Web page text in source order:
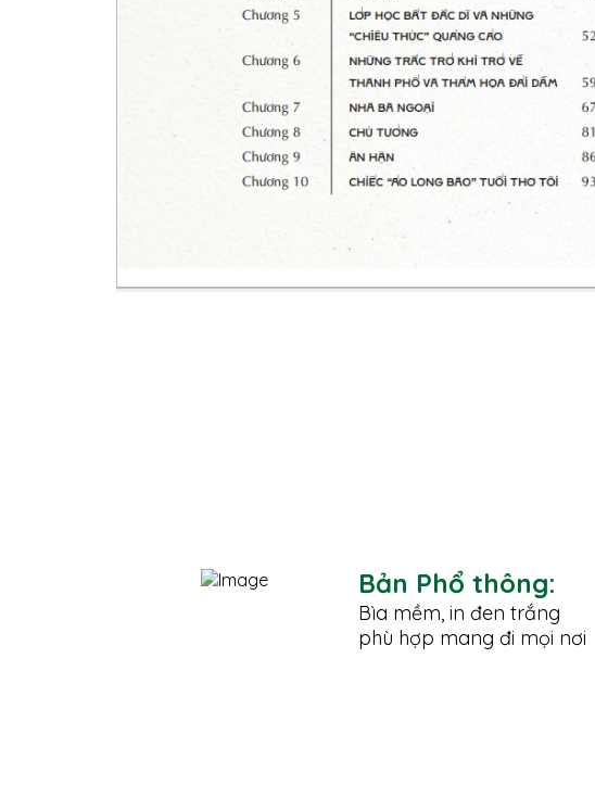
Bản Phổ thông:
Bìa mềm, in đen trắng
phù hợp mang đi mọi nơi